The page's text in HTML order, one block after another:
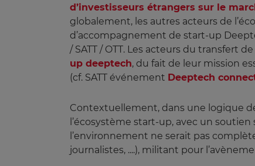
d’investisseurs étrangers sur le
globalement, les autres acteurs de
d’accompagnement de start-up
/ SATT / OTT. Les acteurs du transfert
up deeptech, du fait de leur mission
(cf. SATT événement Deeptech
Contextuellement, dans une logique
l’écosystème start-up, avec un
l’environnement ne serait pas
journalistes, ....), militant pour